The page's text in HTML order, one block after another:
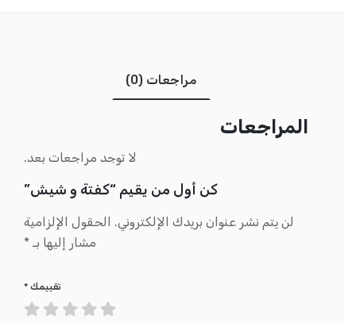
مراجعات (0)
المراجعات
لا توجد مراجعات بعد.
كن أول من يقيم “كفتة و شيش”
لن يتم نشر عنوان بريدك الإلكتروني. الحقول الإلزامية
مشار إليها بـ *
تقييمك *